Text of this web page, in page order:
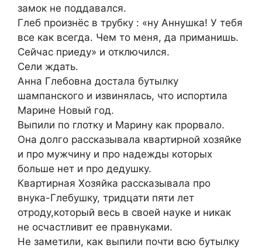
замок не поддавался.
Глеб произнёс в трубку : «ну Аннушка! У тебя
все как всегда. Чем то меня, да приманишь.
Сейчас приеду» и отключился.
Сели ждать.
Анна Глебовна достала бутылку
шампанского и извинялась, что испортила
Марине Новый год.
Выпили по глотку и Марину как прорвало.
Она долго рассказывала квартирной хозяйке
и про мужчину и про надежды которых
больше нет и про дедушку.
Квартирная Хозяйка рассказывала про
внука-Глебушку, тридцати пяти лет
отроду,который весь в своей науке и никак
не осчастливит ее правнуками.
Не заметили, как выпили почти всю бутылку